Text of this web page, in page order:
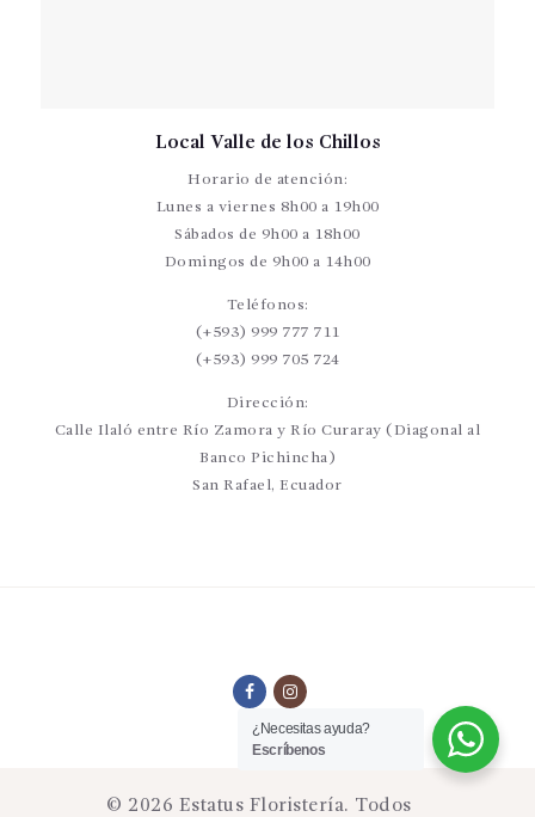
Local Valle de los Chillos
Horario de atención:
Lunes a viernes 8h00 a 19h00
Sábados de 9h00 a 18h00
Domingos de 9h00 a 14h00
Teléfonos:
(+593) 999 777 711
(+593) 999 705 724
Dirección:
Calle Ilaló entre Río Zamora y Río Curaray (Diagonal al
Banco Pichincha)
San Rafael, Ecuador
© 2026 Estatus Floristería. Todos
¿Necesitas ayuda?
Escríbenos